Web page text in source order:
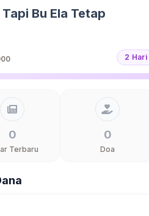
Bu Ela Tetap
2 Hari
0
Terbaru
0
Doa